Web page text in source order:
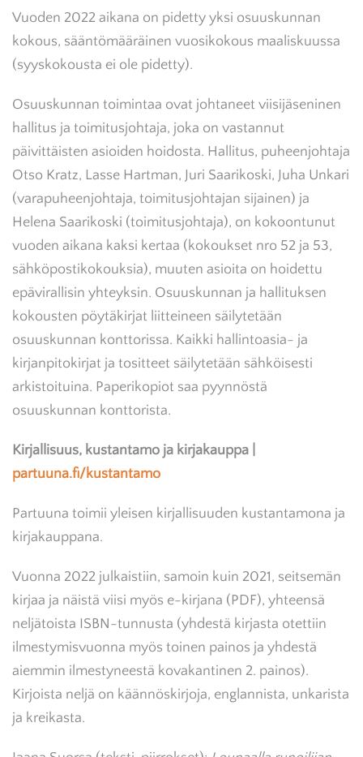
Vuoden 2022 aikana on pidetty yksi osuuskunnan
kokous, sääntömääräinen vuosikokous maaliskuussa
(syyskokousta ei ole pidetty).
Osuuskunnan toimintaa ovat johtaneet viisijäseninen
hallitus ja toimitusjohtaja, joka on vastannut
päivittäisten asioiden hoidosta. Hallitus, puheenjohtaja
Otso Kratz, Lasse Hartman, Juri Saarikoski, Juha Unkari
(varapuheenjohtaja, toimitusjohtajan sijainen) ja
Helena Saarikoski (toimitusjohtaja), on kokoontunut
vuoden aikana kaksi kertaa (kokoukset nro 52 ja 53,
sähköpostikokouksia), muuten asioita on hoidettu
epävirallisin yhteyksin. Osuuskunnan ja hallituksen
kokousten pöytäkirjat liitteineen säilytetään
osuuskunnan konttorissa. Kaikki hallintoasia- ja
kirjanpitokirjat ja tositteet säilytetään sähköisesti
arkistoituina. Paperikopiot saa pyynnöstä
osuuskunnan konttorista.
Kirjallisuus, kustantamo ja kirjakauppa |
partuuna.fi/kustantamo
Partuuna toimii yleisen kirjallisuuden kustantamona ja
kirjakauppana.
Vuonna 2022 julkaistiin, samoin kuin 2021, seitsemän
kirjaa ja näistä viisi myös e-kirjana (PDF), yhteensä
neljätoista ISBN-tunnusta (yhdestä kirjasta otettiin
ilmestymisvuonna myös toinen painos ja yhdestä
aiemmin ilmestyneestä kovakantinen 2. painos).
Kirjoista neljä on käännöskirjoja, englannista, unkarista
ja kreikasta.